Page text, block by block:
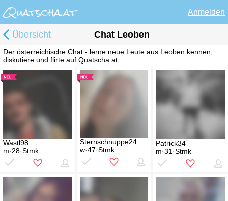
Anmelden
Übersicht Chat Leoben
Der österreichische Chat - lerne neue Leute aus Leoben kennen,
diskutiere und flirte auf Quatscha.at.
Wastl98
m·28·Stmk
Sternschnuppe24
w·47·Stmk
Patrick34
m·31·Stmk